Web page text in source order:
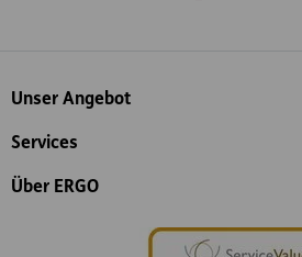
Inhaltsübersicht
Unser Angebot
Services
Über ERGO